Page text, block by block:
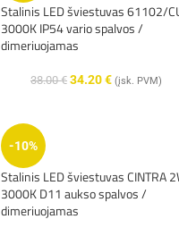
Stalinis LED šviestuvas 61102/
3000K IP54 vario spalvos /
dimeriuojamas
38.00€ 34.20€ (įsk. PVM)
-10%
Stalinis LED šviestuvas CINTRA
3000K D11 aukso spalvos /
dimeriuojamas